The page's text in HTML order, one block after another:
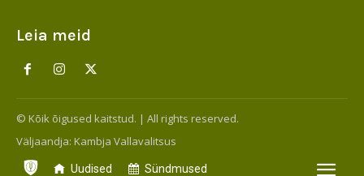
Leia meid
© Kõik õigused kaitstud. | All rights reserved.
Väljaandja: Kambja Vallavalitsus
Uudised Sündmused